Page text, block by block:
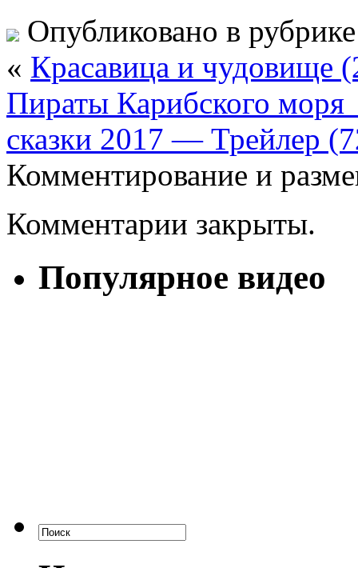
Опубликовано в
« Красавица и чудовище
Пираты Карибского
сказки 2017 — Трейлер
Комментирование и
Комментарии закрыты.
Популярное видео